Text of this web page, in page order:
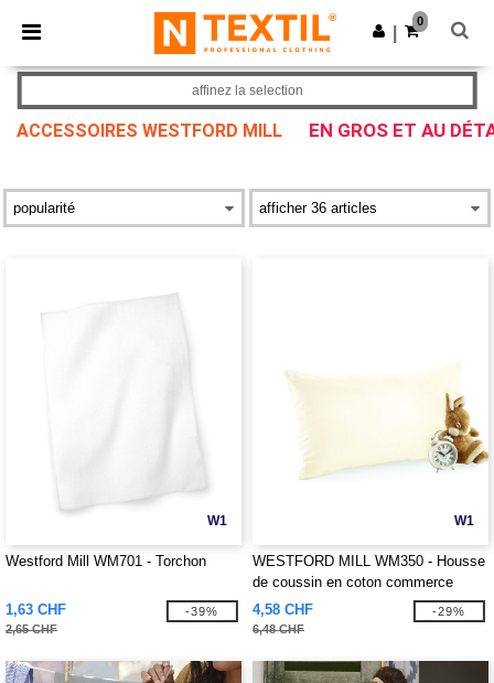
× Appli Ntextil
Meilleurs prix sur l’app !
Obtenir l'appli
0
ACCESSOIRES WESTFORD MILL EN GROS ET AU
affinez la selection
W1
Westford Mill WM701 - Torchon
1,63 CHF
2,65 CHF
-39%
W1
WESTFORD MILL WM350 - Housse
de coussin en coton commerce
équitable
4,58 CHF
6,48 CHF
-29%